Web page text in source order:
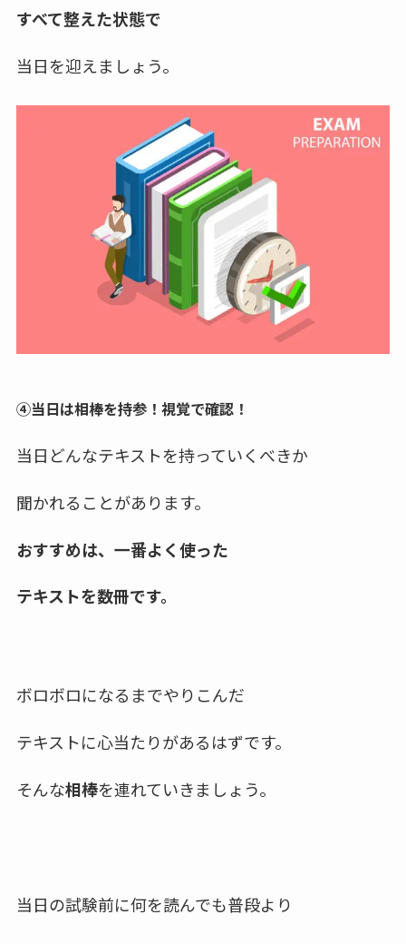
すべて整えた状態で
当日を迎えましょう。
④当日は相棒を持参！視覚で確認！
当日どんなテキストを持っていくべきか
聞かれることがあります。
おすすめは、一番よく使った
テキストを数冊です。
ボロボロになるまでやりこんだ
テキストに心当たりがあるはずです。
そんな相棒を連れていきましょう。
当日の試験前に何を読んでも普段より